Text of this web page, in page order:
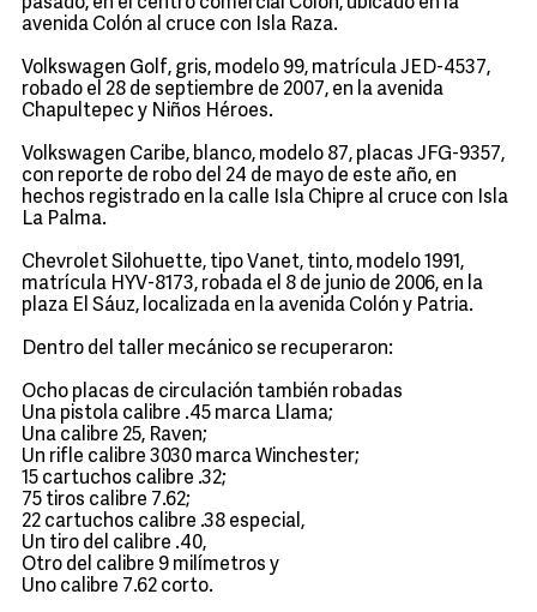
avenida Colón al cruce con Isla Raza.
Volkswagen Golf, gris, modelo 99, matrícula JED-4537,
robado el 28 de septiembre de 2007, en la avenida
Chapultepec y Niños Héroes.
Volkswagen Caribe, blanco, modelo 87, placas JFG-9357,
con reporte de robo del 24 de mayo de este año, en
hechos registrado en la calle Isla Chipre al cruce con Isla
La Palma.
Chevrolet Silohuette, tipo Vanet, tinto, modelo 1991,
matrícula HYV-8173, robada el 8 de junio de 2006, en la
plaza El Sáuz, localizada en la avenida Colón y Patria.
Dentro del taller mecánico se recuperaron:
Ocho placas de circulación también robadas
Una pistola calibre .45 marca Llama;
Una calibre 25, Raven;
Un rifle calibre 3030 marca Winchester;
15 cartuchos calibre .32;
75 tiros calibre 7.62;
22 cartuchos calibre .38 especial,
Un tiro del calibre .40,
Otro del calibre 9 milímetros y
Uno calibre 7.62 corto.